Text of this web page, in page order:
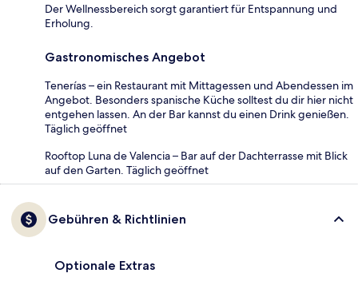
Der Wellnessbereich sorgt garantiert für Entspannung und
Erholung.
Gastronomisches Angebot
Tenerías – ein Restaurant mit Mittagessen und Abendessen im
Angebot. Besonders spanische Küche solltest du dir hier nicht
entgehen lassen. An der Bar kannst du einen Drink genießen.
Täglich geöffnet
Rooftop Luna de Valencia – Bar auf der Dachterrasse mit Blick
auf den Garten. Täglich geöffnet
Gebühren & Richtlinien
Optionale Extras